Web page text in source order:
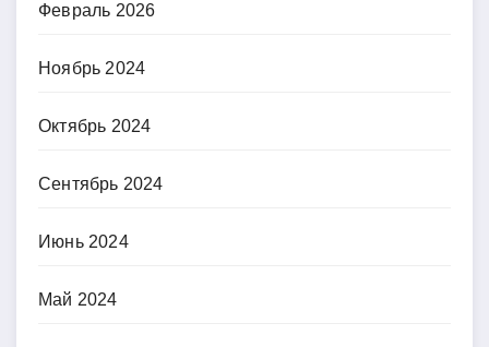
Февраль 2026
Ноябрь 2024
Октябрь 2024
Сентябрь 2024
Июнь 2024
Май 2024